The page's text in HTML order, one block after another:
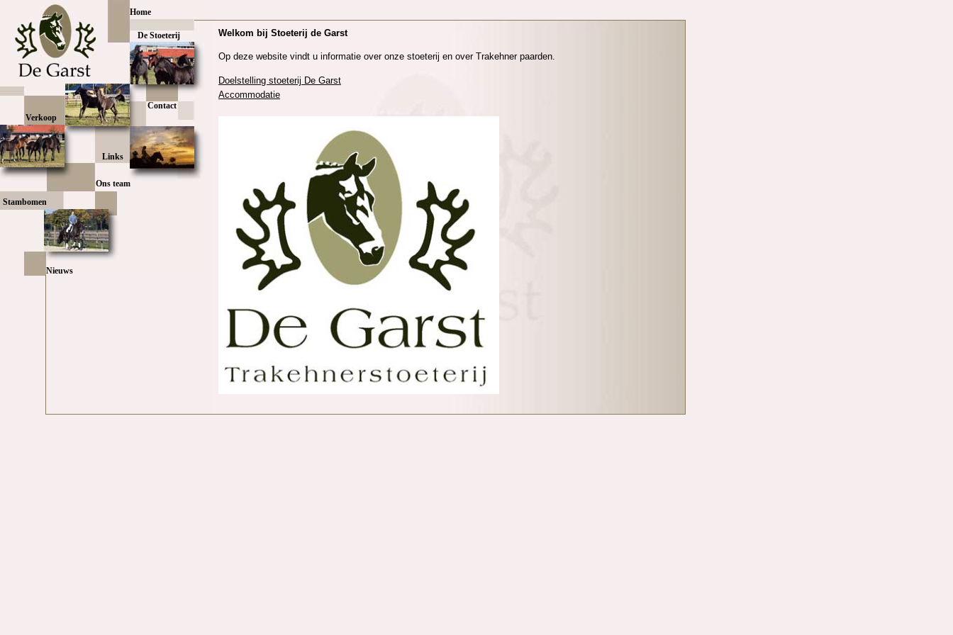
Home
De Stoeterij
Ons team
Contact
Links
Stambomen
Nieuws
Verkoop